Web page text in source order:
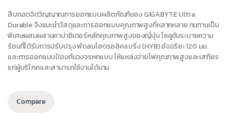
สืบทอดจิตวิญญาณการออกแบบผลิตภัณฑ์ของ GIGABYTE Ultra
Durable จึงแนะนำวัสดุและการออกแบบคุณภาพสูงที่หลากหลาย ทนทานเป็น
พิเศษผสมผสานคาปาซิเตอร์หลักคุณภาพสูงของญี่ปุ่น โซลูชันระบายความ
ร้อนที่ได้รับการปรับปรุง พัดลมไฮดรอลิคแบริ่ง (HYB) อัจฉริยะ 120 มม.
และการออกแบบป้องกันวงจรหกแบบ ให้แหล่งจ่ายไฟคุณภาพสูงและเสถียร
แก่ผู้บริโภคและสามารถใช้งานได้นาน
Compare